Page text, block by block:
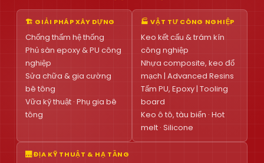
🏗 GIẢI PHÁP XÂY DỰNG
Chống thấm hệ thống
Phủ sàn epoxy & PU công
nghiệp
Sửa chữa & gia cường
bê tông
Vữa kỹ thuật · Phụ gia bê
tông
🏭 VẬT TƯ CÔNG NGHIỆP
Keo kết cấu & trám kín
công nghiệp
Nhựa composite, keo đổ
mạch | Advanced Resins
Tấm PU, Epoxy | Tooling
board
Keo ô tô, tàu biển · Hot
melt · Silicone
🌉 ĐỊA KỸ THUẬT & HẠ TẦNG